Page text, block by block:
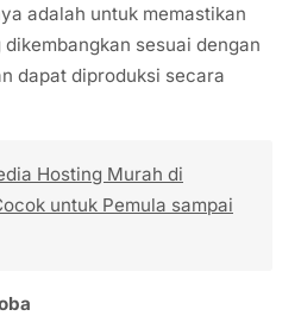
adalah untuk memastikan
sesuai dengan
dapat diproduksi secara
Hosting Murah di
untuk Pemula sampai